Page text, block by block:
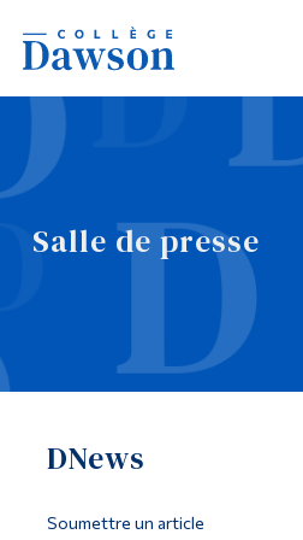
Salle de presse
DNews
Soumettre un article
EN